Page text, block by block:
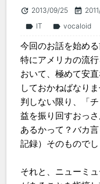
update 2013/09/25 event_note
label IT label vocaloid
今回のお話を始め
特にアメリカの流
おいて、極めて安
しておかねばなり
判しない限り、「
益を振り回すおっ
あるかって？バカ
記録）そのものでし
それと、ニューミ